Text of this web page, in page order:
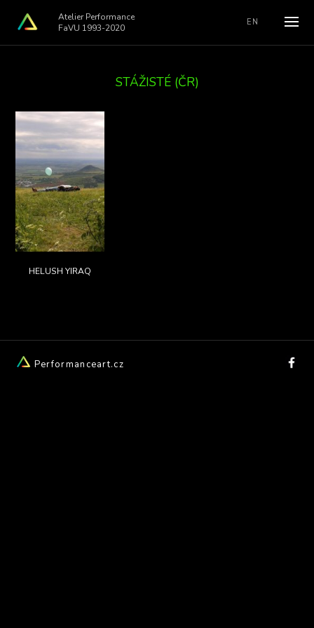
Atelier Performance
FaVU 1993-2020
EN
STÁŽISTÉ (ČR)
HELUSH YIRAQ
Performanceart.cz